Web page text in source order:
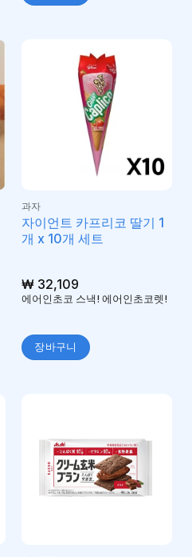
과자
자이언트 카프리코 딸기 1
개 x 10개 세트
₩32,109
에어인초코 스낵! 에어인초코렛!
장바구니